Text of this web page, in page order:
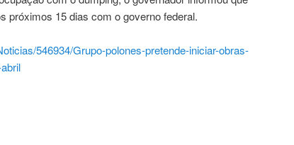
próximos 15 dias com o governo federal.
546934/Grupo-polones-pretende-iniciar-obras-